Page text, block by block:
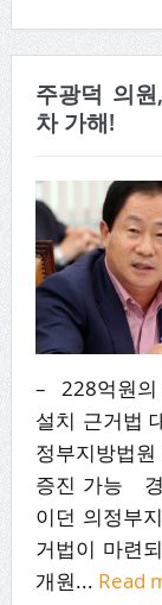
주광덕 의
차 가해!
– 228억원의
설치 근거법
정부지방법
증진 가능 경
이던 의정부
거법이 마련
개원... Read